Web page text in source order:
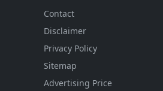
Contact
Disclaimer
Privacy Policy
Sitemap
Advertising Price